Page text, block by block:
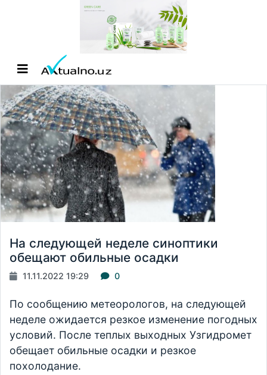
На следующей неделе синоптики
обещают обильные осадки
11.11.2022 19:29 0
По сообщению метеорологов, на следующей
неделе ожидается резкое изменение погодных
условий. После теплых выходных Узгидромет
обещает обильные осадки и резкое
похолодание.